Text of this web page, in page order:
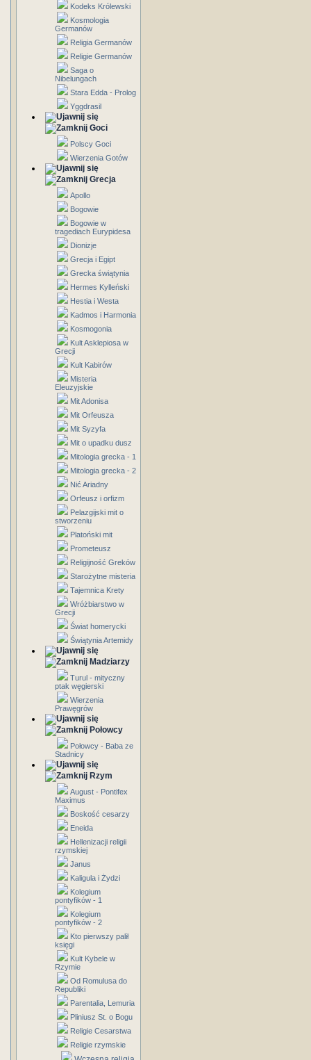
Kodeks Królewski
Kosmologia
Germanów
Religia Germanów
Religie Germanów
Saga o
Nibelungach
Stara Edda - Prolog
Yggdrasil
Goci
Polscy Goci
Wierzenia Gotów
Grecja
Apollo
Bogowie
Bogowie w
tragediach Eurypidesa
Dionizje
Grecja i Egipt
Grecka świątynia
Hermes Kylleński
Hestia i Westa
Kadmos i Harmonia
Kosmogonia
Kult Asklepiosa w
Grecji
Kult Kabirów
Misteria
Eleuzyjskie
Mit Adonisa
Mit Orfeusza
Mit Syzyfa
Mit o upadku dusz
Mitologia grecka - 1
Mitologia grecka - 2
Nić Ariadny
Orfeusz i orfizm
Pelazgijski mit o
stworzeniu
Platoński mit
Prometeusz
Religijność Greków
Starożytne misteria
Tajemnica Krety
Wróżbiarstwo w
Grecji
Świat homerycki
Świątynia Artemidy
Madziarzy
Turul - mityczny
ptak węgierski
Wierzenia
Prawęgrów
Połowcy
Połowcy - Baba ze
Stadnicy
Rzym
August - Pontifex
Maximus
Boskość cesarzy
Eneida
Hellenizacji religii
rzymskiej
Janus
Kaligula i Żydzi
Kolegium
pontyfików - 1
Kolegium
pontyfików - 2
Kto pierwszy palił
księgi
Kult Kybele w
Rzymie
Od Romulusa do
Republiki
Parentalia, Lemuria
Pliniusz St. o Bogu
Religie Cesarstwa
Religie rzymskie